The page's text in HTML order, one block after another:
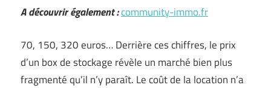
A découvrir également :community-immo.fr
70, 150, 320 euros… Derrière ces chiffres, le prix
d’un box de stockage révèle un marché bien plus
fragmenté qu’il n’y paraît. Le coût de la location n’a